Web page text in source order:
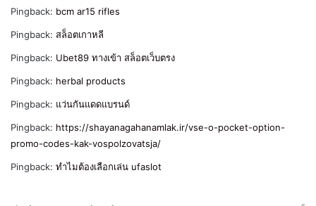
Pingback: bcm ar15 rifles
Pingback: สล็อตเกาหลี
Pingback: Ubet89 ทางเข้า สล็อตเว็บตรง
Pingback: herbal products
Pingback: แว่นกันแดดแบรนด์
Pingback: https://shayanagahanamlak.ir/vse-o-pocket-option-
promo-codes-kak-vospolzovatsja/
Pingback: ทำไมต้องเลือกเล่น ufaslot